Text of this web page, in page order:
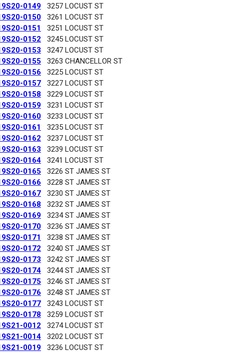
0149
3257 LOCUST ST
0150
3261 LOCUST ST
0151
3251 LOCUST ST
0152
3245 LOCUST ST
0153
3247 LOCUST ST
0155
3263 CHANCELLOR ST
0156
3225 LOCUST ST
0157
3227 LOCUST ST
0158
3229 LOCUST ST
0159
3231 LOCUST ST
0160
3233 LOCUST ST
0161
3235 LOCUST ST
0162
3237 LOCUST ST
0163
3239 LOCUST ST
0164
3241 LOCUST ST
0165
3226 ST JAMES ST
0166
3228 ST JAMES ST
0167
3230 ST JAMES ST
0168
3232 ST JAMES ST
0169
3234 ST JAMES ST
0170
3236 ST JAMES ST
0171
3238 ST JAMES ST
0172
3240 ST JAMES ST
0173
3242 ST JAMES ST
0174
3244 ST JAMES ST
0175
3246 ST JAMES ST
0176
3248 ST JAMES ST
0177
3243 LOCUST ST
0178
3259 LOCUST ST
0012
3274 LOCUST ST
0014
3202 LOCUST ST
0019
3236 LOCUST ST